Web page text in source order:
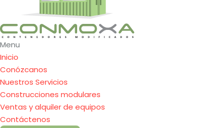
Menu
Inicio
Conózcanos
Nuestros Servicios
Construcciones modulares
Ventas y alquiler de equipos
Contáctenos